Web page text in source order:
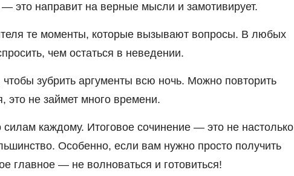
это направит на верные мысли и замотивирует.
те моменты, которые вызывают вопросы. В любых
чем остаться в неведении.
чтобы зубрить аргументы всю ночь. Можно повторить
это не займет много времени.
каждому. Итоговое сочинение — это не настолько
Особенно, если вам нужно просто получить
главное — не волноваться и готовиться!